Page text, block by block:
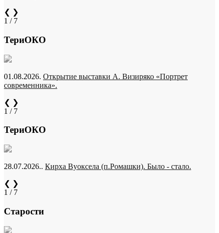
❮ ❯
1 / 7
ТериОКО
01.08.2026. Открытие выставки А. Визиряко «Портрет
современника».
❮ ❯
1 / 7
ТериОКО
28.07.2026.. Кирха Вуоксела (п.Ромашки). Было - стало.
❮ ❯
1 / 7
Старости